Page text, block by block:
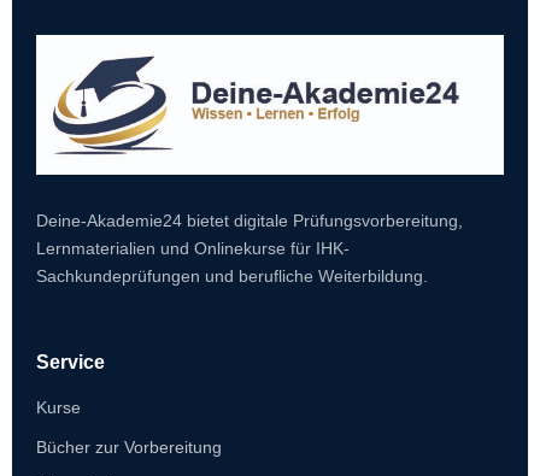
Deine-Akademie24 bietet digitale Prüfungsvorbereitung,
Lernmaterialien und Onlinekurse für IHK-
Sachkundeprüfungen und berufliche Weiterbildung.
Service
Kurse
Bücher zur Vorbereitung